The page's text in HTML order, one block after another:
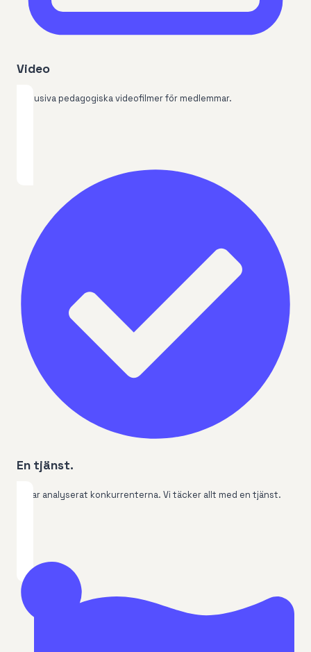
Video
Exklusiva pedagogiska videofilmer för medlemmar.
En tjänst.
Vi har analyserat konkurrenterna. Vi täcker allt med en tjänst.